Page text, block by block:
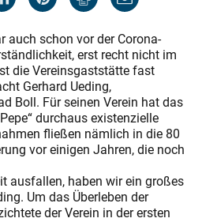
auch schon vor der Corona-
erst recht nicht im
die Vereinsgaststätte fast
Gerhard Ueding,
Boll. Für seinen Verein hat das
durchaus existenzielle
fließen nämlich in die 80
vor einigen Jahren, die noch
ausfallen, haben wir ein großes
Um das Überleben der
der Verein in der ersten